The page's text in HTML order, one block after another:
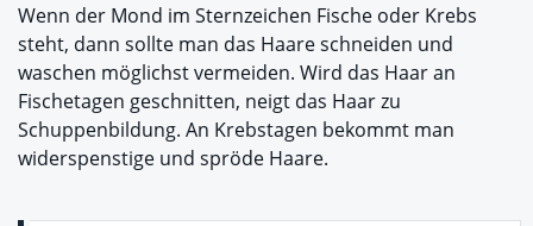
Wenn der Mond im Sternzeichen Fische oder Krebs
steht, dann sollte man das Haare schneiden und
waschen möglichst vermeiden. Wird das Haar an
Fischetagen geschnitten, neigt das Haar zu
Schuppenbildung. An Krebstagen bekommt man
widerspenstige und spröde Haare.